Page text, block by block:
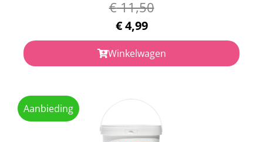
€11,50
€4,99
Winkelwagen
Aanbieding